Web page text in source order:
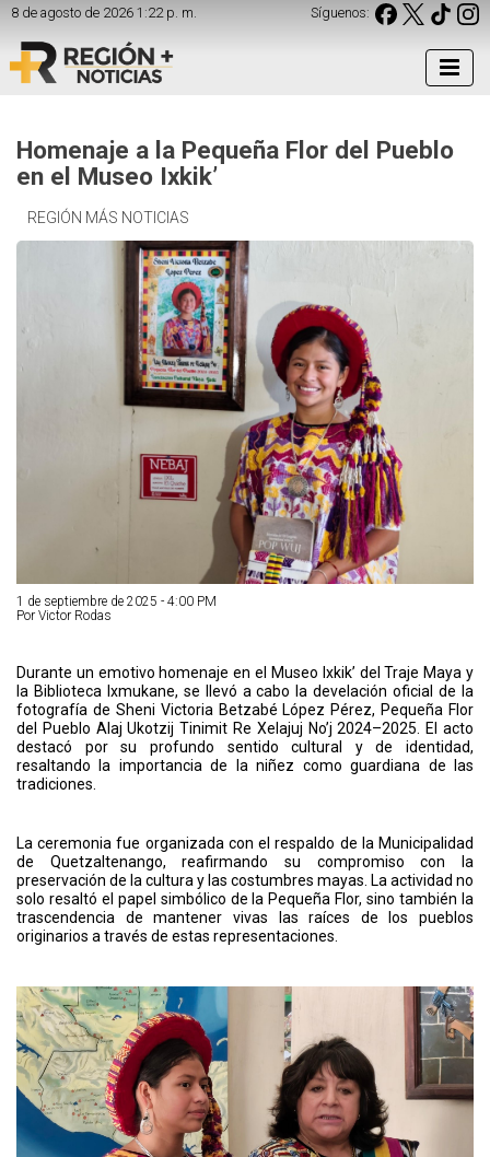
8 de agosto de 2026 1:22 p. m. Síguenos:
Homenaje a la Pequeña Flor del Pueblo
en el Museo Ixkik’
REGIÓN MÁS NOTICIAS
1 de septiembre de 2025 - 4:00 PM
Por Victor Rodas
Durante un emotivo homenaje en el Museo Ixkik’ del Traje Maya y
la Biblioteca Ixmukane, se llevó a cabo la develación oficial de la
fotografía de Sheni Victoria Betzabé López Pérez, Pequeña Flor
del Pueblo Alaj Ukotzij Tinimit Re Xelajuj No’j 2024–2025. El acto
destacó por su profundo sentido cultural y de identidad,
resaltando la importancia de la niñez como guardiana de las
tradiciones.
La ceremonia fue organizada con el respaldo de la Municipalidad
de Quetzaltenango, reafirmando su compromiso con la
preservación de la cultura y las costumbres mayas. La actividad no
solo resaltó el papel simbólico de la Pequeña Flor, sino también la
trascendencia de mantener vivas las raíces de los pueblos
originarios a través de estas representaciones.